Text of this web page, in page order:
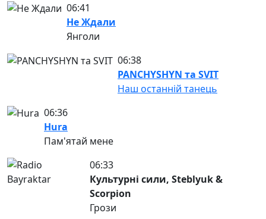
06:41
Не Ждали
Янголи
06:38
PANCHYSHYN та SVIT
Наш останній танець
06:36
Hura
Пам'ятай мене
06:33
Культурні сили, Steblyuk &
Scorpion
Грози